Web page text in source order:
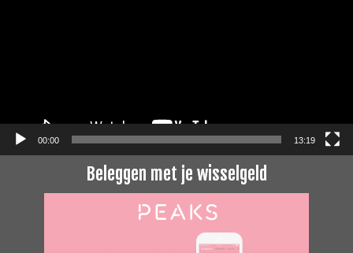
00:00 13:19
Beleggen met je wisselgeld